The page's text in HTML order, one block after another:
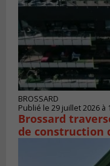
BROSSARD
Publié le 29 juillet 2026 à
Brossard
de construction